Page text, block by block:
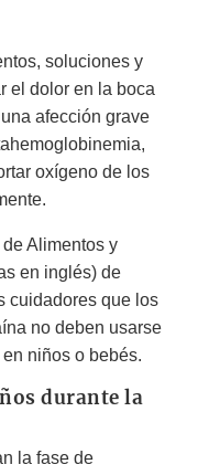
soluciones y
el dolor en la boca
afección grave
oxígeno de los
Alimentos y
en inglés) de
cuidadores que los
no deben usarse
niños o bebés.
durante la
la fase de